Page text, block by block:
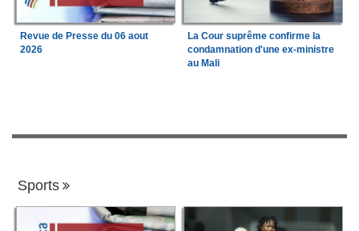
Revue de Presse du 06 aout
2026
La Cour suprême confirme la
condamnation d'une ex-ministre
au Mali
Sports